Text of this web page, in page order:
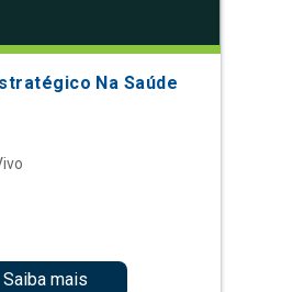
Na Saúde
Saiba mais